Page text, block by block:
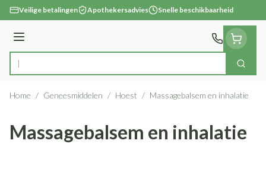
Ga naar de inhoud
Veilige betalingen Apothekersadvies Snelle beschikbaarheid
Menu
Product, merk, categorie... Zoek
Home / Geneesmiddelen / Hoest / Massagebalsem en inhalatie
Massagebalsem en inhalatie